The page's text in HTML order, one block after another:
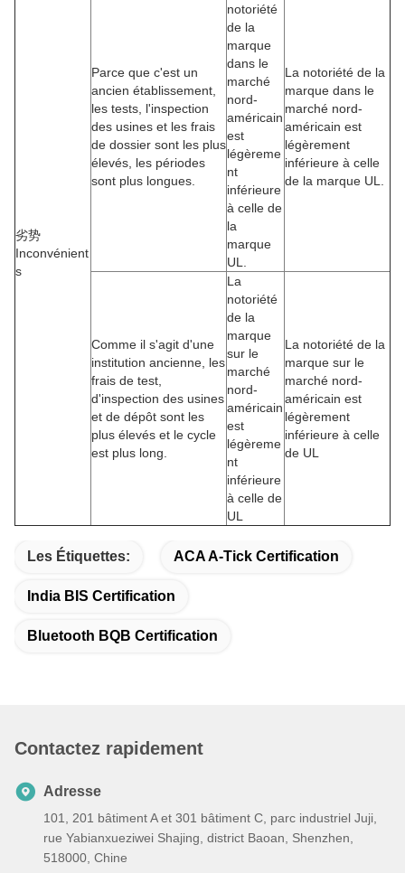
劣势
Inconvénient
s
Parce que c'est un
ancien établissement,
les tests, l'inspection
des usines et les frais
de dossier sont les plus
élevés, les périodes
sont plus longues.
notoriété
de la
marque
dans le
marché
nord-
américain
est
légèreme
nt
inférieure
à celle de
la
marque
UL.
La notoriété de la
marque dans le
marché nord-
américain est
légèrement
inférieure à celle
de la marque UL.
Comme il s'agit d'une
institution ancienne, les
frais de test,
d'inspection des usines
et de dépôt sont les
plus élevés et le cycle
est plus long.
La
notoriété
de la
marque
sur le
marché
nord-
américain
est
légèreme
nt
inférieure
à celle de
UL
La notoriété de la
marque sur le
marché nord-
américain est
légèrement
inférieure à celle
de UL
Les Étiquettes: ACA A-Tick Certification
India BIS Certification
Bluetooth BQB Certification
Contactez rapidement
Adresse
101, 201 bâtiment A et 301 bâtiment C, parc industriel Juji,
rue Yabianxueziwei Shajing, district Baoan, Shenzhen,
518000, Chine